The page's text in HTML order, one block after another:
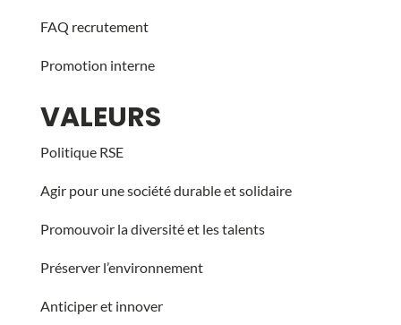
FAQ recrutement
Promotion interne
VALEURS
Politique RSE
Agir pour une société durable et solidaire
Promouvoir la diversité et les talents
Préserver l’environnement
Anticiper et innover